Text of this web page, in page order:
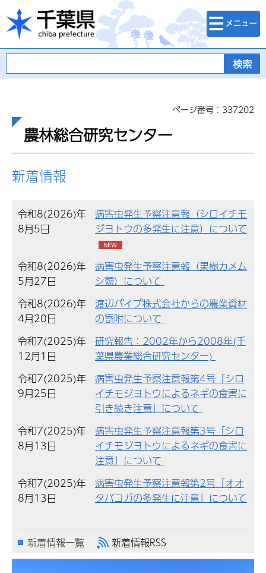
千葉県
検索・メニュ
ー
ページ番号：337202
農林総合研究センター
新着情報
令和8(2026)年
8月5日
病害虫発生予察注意報（シロイチモ
ジヨトウの多発生に注意）について
令和8(2026)年
5月27日
病害虫発生予察注意報（果樹カメム
シ類）について
令和8(2026)年
4月20日
渡辺パイプ株式会社からの農業資材
の寄附について
令和7(2025)年
12月1日
研究報告：2002年から2008年(千
葉県農業総合研究センター)
令和7(2025)年
9月25日
病害虫発生予察注意報第4号「シロ
イチモジヨトウによるネギの食害に
引き続き注意」について
令和7(2025)年
8月13日
病害虫発生予察注意報第3号「シロ
イチモジヨトウによるネギの食害に
注意」について
令和7(2025)年
8月13日
病害虫発生予察注意報第2号「オオ
タバコガの多発生に注意」について
新着情報一覧 新着情報RSS